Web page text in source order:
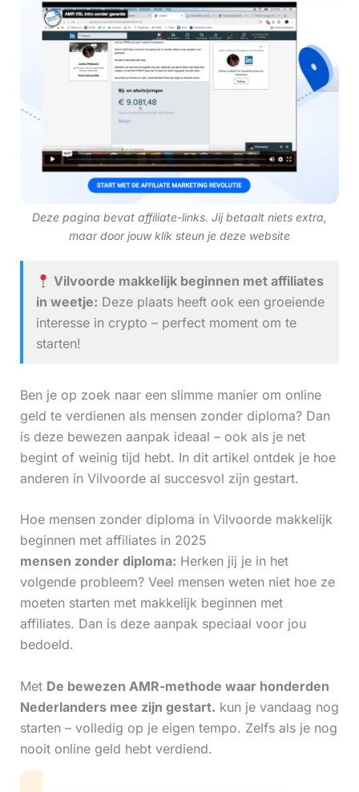
Deze pagina bevat affiliate-links. Jij betaalt niets extra,
maar door jouw klik steun je deze website
Vilvoorde makkelijk beginnen met affiliates
in weetje: Deze plaats heeft ook een groeiende
interesse in crypto – perfect moment om te
starten!
Ben je op zoek naar een slimme manier om online
geld te verdienen als mensen zonder diploma? Dan
is deze bewezen aanpak ideaal – ook als je net
begint of weinig tijd hebt. In dit artikel ontdek je hoe
anderen in Vilvoorde al succesvol zijn gestart.
Hoe mensen zonder diploma in Vilvoorde makkelijk
beginnen met affiliates in 2025
mensen zonder diploma: Herken jij je in het
volgende probleem? Veel mensen weten niet hoe ze
moeten starten met makkelijk beginnen met
affiliates. Dan is deze aanpak speciaal voor jou
bedoeld.
Met De bewezen AMR-methode waar honderden
Nederlanders mee zijn gestart. kun je vandaag nog
starten – volledig op je eigen tempo. Zelfs als je nog
nooit online geld hebt verdiend.